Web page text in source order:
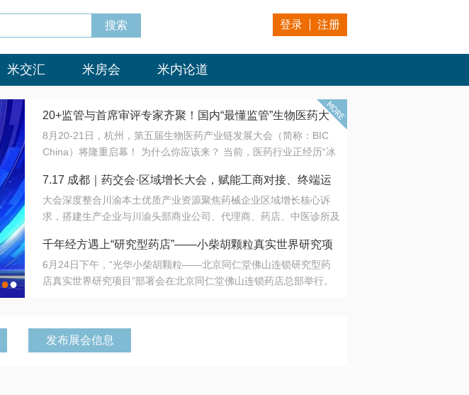
登录 注册
米交汇 米房会 米内论道
7.17 成都｜药交会·区域增长大会，赋能工商对接、终端运营
●●
20+监管与首席审评专家齐聚！国内“最懂监管”生物医药大
会8月开幕！
8月20-21日，杭州，第五届生物医药产业链发展大会（简称：BIC
China）将隆重启幕！ 为什么你应该来？ 当前，医药行业正经历“冰
法正重新定义研发效率；另一端是创新药“最后一公里”的支付与入院
难题，呼唤更成熟的产业生态。 同质化“内卷”已无出路，全产业链协
同与出海能力建设才是破局关键。 本届大会以 “重构生态，定义未
算力突围；从中药创新、复杂药物制剂、CGT、多肽与小核酸的技
术攻坚，到CDMO的柔性智造。 我们致力于打破壁垒，让“实验
室”与“生产线”、“研发端”与“支付端”深度对话，更让监管、产业、资
7.17 成都｜药交会·区域增长大会，赋能工商对接、终端运
营
大会深度整合川渝本土优质产业资源聚焦药械企业区域增长核心诉
求，搭建生产企业与川渝头部商业公司、代理商、药店、中医诊所及
域增量份额夯实西南市场战略布局
千年经方遇上“研究型药店”——小柴胡颗粒真实世界研究项
目在北京同仁堂佛山连锁启动
6月24日下午，“光华小柴胡颗粒——北京同仁堂佛山连锁研究型药
店真实世界研究项目”部署会在北京同仁堂佛山连锁药店总部举行。
发布展会信息